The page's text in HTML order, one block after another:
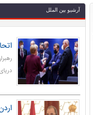
آرشیو بین الملل